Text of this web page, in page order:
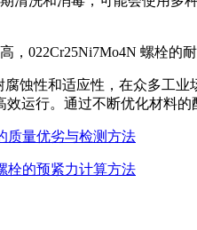
，022Cr25Ni7Mo4N 螺栓的
腐蚀性和适应性，在众多工
运行。通过不断优化材料
质量优劣与检测方法
栓的预紧力计算方法